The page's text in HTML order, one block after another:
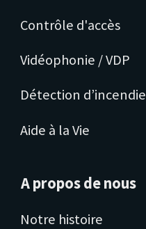
Contrôle d'accès
Vidéophonie / VDP
Détection d’incendie
Aide à la Vie
A propos de nous
Notre histoire